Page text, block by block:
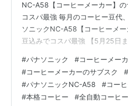
NC-A58【コーヒーメーカー】
コスパ最強 毎月のコーヒー豆代
ソニックNC-A58【コーヒーメ
豆込みでコスパ最強 【5月25日
が「980円」になる特別期間 先
コーヒー豆」の試供品プレゼン
驚きのコスパ！サブスクと購入
都キョーワズ珈琲」の本格豆で
#パナソニック #コーヒーメー
#コーヒーメーカーのサブスク
#パナソニックNC-A58 #コー
#本格コーヒー #全自動コーヒ